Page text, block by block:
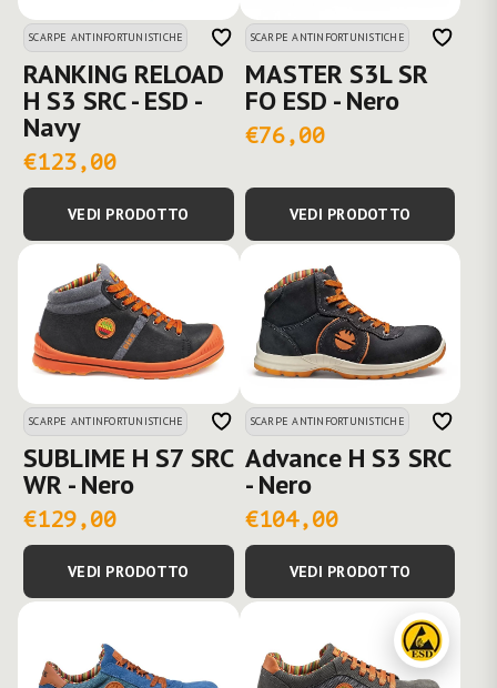
SCARPE ANTINFORTUNISTICHE
RANKING RELOAD
H S3 SRC - ESD -
Navy
€123,00
VEDI PRODOTTO
SCARPE ANTINFORTUNISTICHE
MASTER S3L SR
FO ESD - Nero
€76,00
VEDI PRODOTTO
SCARPE ANTINFORTUNISTICHE
SUBLIME H S7 SRC
WR - Nero
€129,00
VEDI PRODOTTO
SCARPE ANTINFORTUNISTICHE
Advance H S3 SRC
- Nero
€104,00
VEDI PRODOTTO